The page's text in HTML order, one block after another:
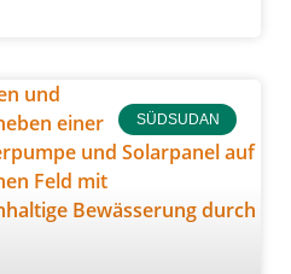
SÜDSUDAN